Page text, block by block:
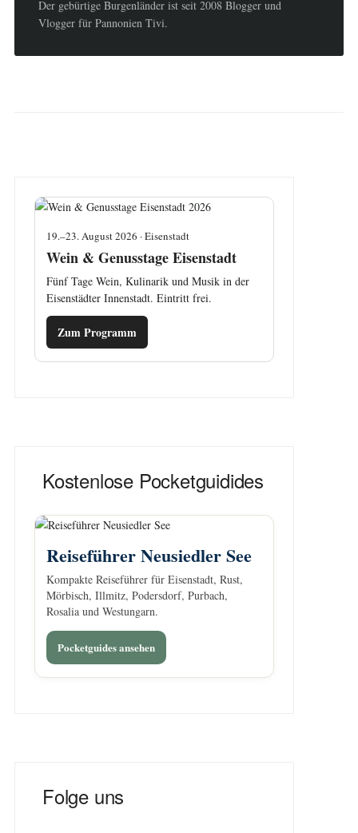
Der gebürtige Burgenländer ist seit 2008 Blogger und
Vlogger für Pannonien Tivi.
19.–23. August 2026 · Eisenstadt
Wein & Genusstage Eisenstadt
Fünf Tage Wein, Kulinarik und Musik in der
Eisenstädter Innenstadt. Eintritt frei.
Zum Programm
Kostenlose Pocketguidides
Reiseführer Neusiedler See
Kompakte Reiseführer für Eisenstadt, Rust,
Mörbisch, Illmitz, Podersdorf, Purbach,
Rosalia und Westungarn.
Pocketguides ansehen
Folge uns